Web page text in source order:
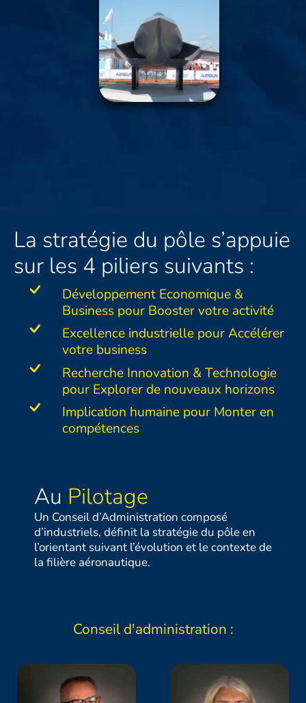
La stratégie du pôle s’appuie
sur les 4 piliers suivants :
Développement Economique &
Business pour Booster votre activité
Excellence industrielle pour Accélérer
votre business
Recherche Innovation & Technologie
pour Explorer de nouveaux horizons
Implication humaine pour Monter en
compétences
Au Pilotage
Un Conseil d’Administration composé
d’industriels, définit la stratégie du pôle en
l’orientant suivant l’évolution et le contexte de
la filière aéronautique.
Conseil d'administration :